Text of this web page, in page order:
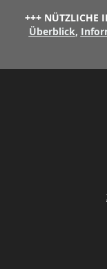
+++ NÜTZLICHE
Überblick,